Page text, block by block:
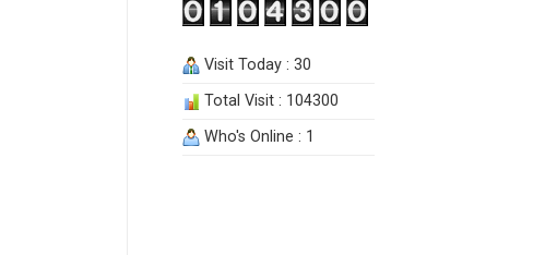
Visit Today : 30
Total Visit : 104300
Who's Online : 1